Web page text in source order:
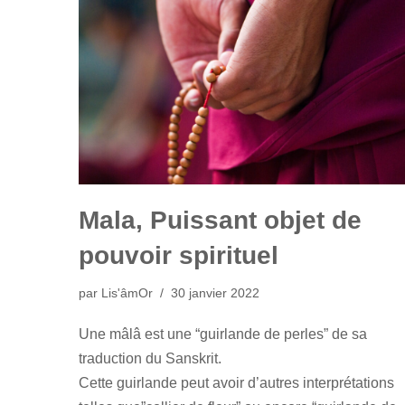
Mala, Puissant objet de
pouvoir spirituel
par Lis'âmOr 30 janvier 2022
Une mâlâ est une “guirlande de perles” de sa
traduction du Sanskrit.
Cette guirlande peut avoir d’autres interprétations